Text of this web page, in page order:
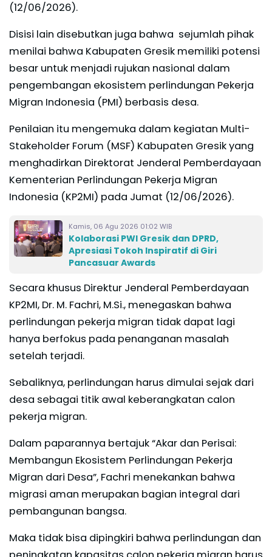
(12/06/2026).
Disisi lain disebutkan juga bahwa sejumlah pihak
menilai bahwa Kabupaten Gresik memiliki potensi
besar untuk menjadi rujukan nasional dalam
pengembangan ekosistem perlindungan Pekerja
Migran Indonesia (PMI) berbasis desa.
Penilaian itu mengemuka dalam kegiatan Multi-
Stakeholder Forum (MSF) Kabupaten Gresik yang
menghadirkan Direktorat Jenderal Pemberdayaan
Kementerian Perlindungan Pekerja Migran
Indonesia (KP2MI) pada Jumat (12/06/2026).
Kamis, 06 Agu 2026 01:02 WIB
Kolaborasi PWI Gresik dan DPRD,
Apresiasi Tokoh Inspiratif di Giri
Pancasuar Awards
Secara khusus Direktur Jenderal Pemberdayaan
KP2MI, Dr. M. Fachri, M.Si., menegaskan bahwa
perlindungan pekerja migran tidak dapat lagi
hanya berfokus pada penanganan masalah
setelah terjadi.
Sebaliknya, perlindungan harus dimulai sejak dari
desa sebagai titik awal keberangkatan calon
pekerja migran.
Dalam paparannya bertajuk “Akar dan Perisai:
Membangun Ekosistem Perlindungan Pekerja
Migran dari Desa”, Fachri menekankan bahwa
migrasi aman merupakan bagian integral dari
pembangunan bangsa.
Maka tidak bisa dipingkiri bahwa perlindungan dan